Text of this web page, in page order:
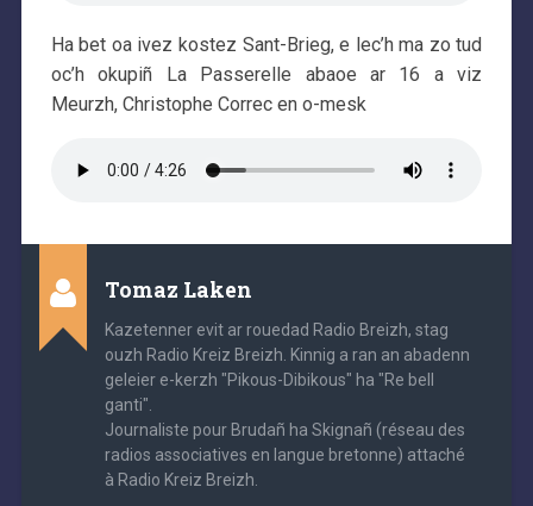
Ha bet oa ivez kostez Sant-Brieg, e lec’h ma zo tud
oc’h okupiñ La Passerelle abaoe ar 16 a viz
Meurzh, Christophe Correc en o-mesk
Tomaz Laken
Kazetenner evit ar rouedad Radio Breizh, stag
ouzh Radio Kreiz Breizh. Kinnig a ran an abadenn
geleier e-kerzh "Pikous-Dibikous" ha "Re bell
ganti".
Journaliste pour Brudañ ha Skignañ (réseau des
radios associatives en langue bretonne) attaché
à Radio Kreiz Breizh.